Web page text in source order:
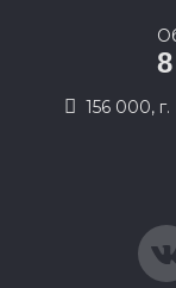
156 000,